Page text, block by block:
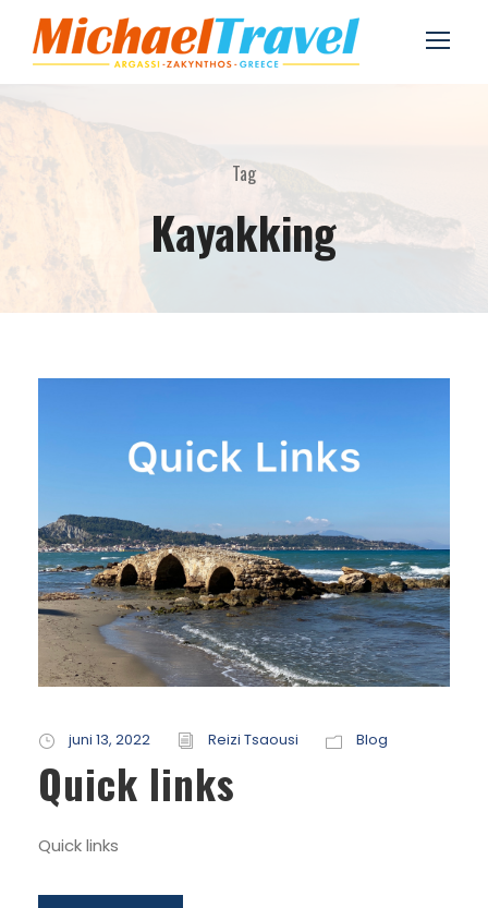
Tag
Kayakking
juni 13, 2022 Reizi Tsaousi Blog
Quick links
Quick links